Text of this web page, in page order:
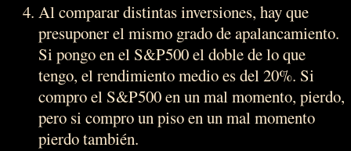
Al comparar distintas inversiones, hay que
presuponer el mismo grado de apalancamiento.
Si pongo en el S&P500 el doble de lo que
tengo, el rendimiento medio es del 20%. Si
compro el S&P500 en un mal momento, pierdo,
pero si compro un piso en un mal momento
pierdo también.